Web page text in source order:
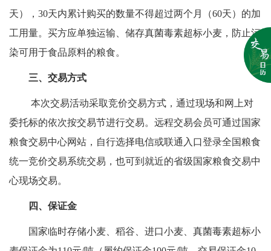
天），30天内累计购买的数量不得超过两个月（60天）的加
工用量。买方应单独运输、储存真菌毒素超标小麦，防止污
染可用于食品原料的粮食。
三、交易方式
本次交易活动采取竞价交易方式，通过现场和网上对
委托标的依次按交易节进行交易。远程交易会员可通过国家
粮食交易中心网站，自行选择电信或联通入口登录全国粮食
统一竞价交易系统交易，也可到就近的省级国家粮食交易中
心现场交易。
四、保证金
国家临时存储小麦、稻谷、进口小麦、真菌毒素超标小